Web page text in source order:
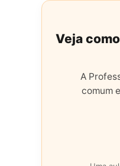
Veja
A
comum